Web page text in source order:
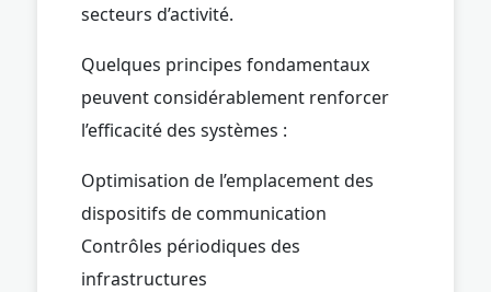
secteurs d’activité.
Quelques principes fondamentaux
peuvent considérablement renforcer
l’efficacité des systèmes :
Optimisation de l’emplacement des
dispositifs de communication
Contrôles périodiques des
infrastructures